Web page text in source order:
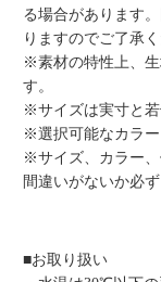
る場合があります
りますのでご了承く
※素材の特性上、
す。
※サイズは実寸と若
※選択可能なカラー
※サイズ、カラー
間違いがないか必
■お取り扱い